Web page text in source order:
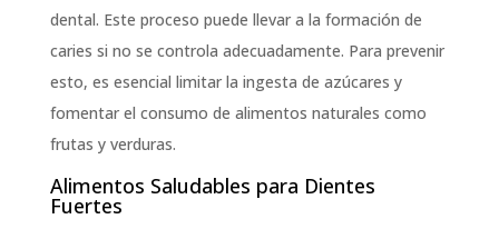
dental. Este proceso puede llevar a la formación de
caries si no se controla adecuadamente. Para prevenir
esto, es esencial limitar la ingesta de azúcares y
fomentar el consumo de alimentos naturales como
frutas y verduras.
Alimentos Saludables para Dientes
Fuertes